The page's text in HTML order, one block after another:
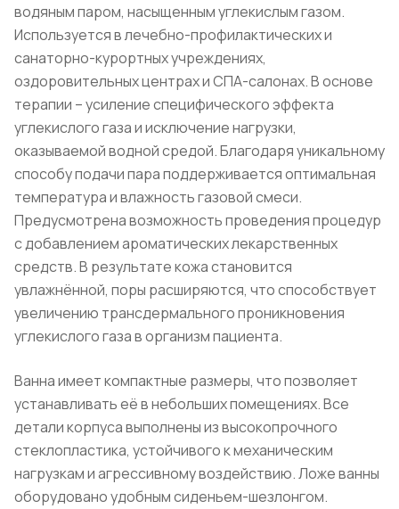
водяным паром, насыщенным углекислым газом.
Используется в лечебно-профилактических и
санаторно-курортных учреждениях,
оздоровительных центрах и СПА-салонах. В основе
терапии – усиление специфического эффекта
углекислого газа и исключение нагрузки,
оказываемой водной средой. Благодаря уникальному
способу подачи пара поддерживается оптимальная
температура и влажность газовой смеси.
Предусмотрена возможность проведения процедур
с добавлением ароматических лекарственных
средств. В результате кожа становится
увлажнённой, поры расширяются, что способствует
увеличению трансдермального проникновения
углекислого газа в организм пациента.
Ванна имеет компактные размеры, что позволяет
устанавливать её в небольших помещениях. Все
детали корпуса выполнены из высокопрочного
стеклопластика, устойчивого к механическим
нагрузкам и агрессивному воздействию. Ложе ванны
оборудовано удобным сиденьем-шезлонгом.